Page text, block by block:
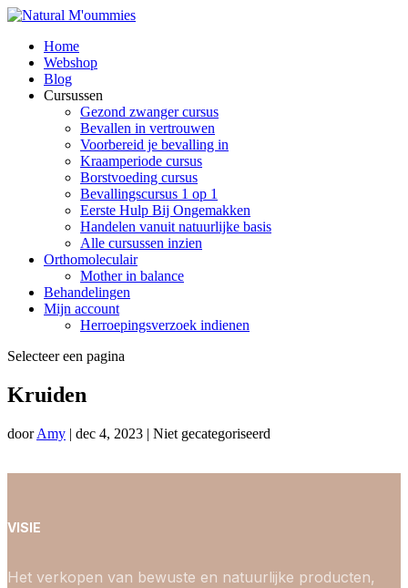
Home
Webshop
Blog
Cursussen
Gezond zwanger cursus
Bevallen in vertrouwen
Voorbereid je bevalling in
Kraamperiode cursus
Borstvoeding cursus
Bevallingscursus 1 op 1
Eerste Hulp Bij Ongemakken
Handelen vanuit natuurlijke basis
Alle cursussen inzien
Orthomoleculair
Mother in balance
Behandelingen
Mijn account
Herroepingsverzoek indienen
Selecteer een pagina
Kruiden
doorAmy | dec 4, 2023 | Niet gecategoriseerd
VISIE
Het verkopen van bewuste en natuurlijke producten,